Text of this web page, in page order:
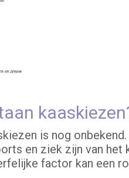
is nog
en ziek zijn van het
factor kan een